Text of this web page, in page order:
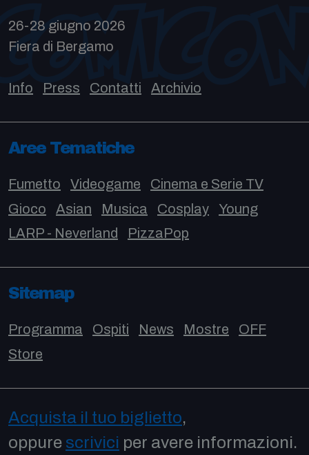
26-28 giugno 2026
Fiera di Bergamo
Info Press Contatti Archivio
Aree Tematiche
Fumetto Videogame
Cinema e Serie TV
Gioco
Asian Musica Cosplay
Young
LARP - Neverland
PizzaPop
Sitemap
Programma Ospiti News Mostre
OFF
Store
Acquista il tuo biglietto,
oppure scrivici per avere informazioni.